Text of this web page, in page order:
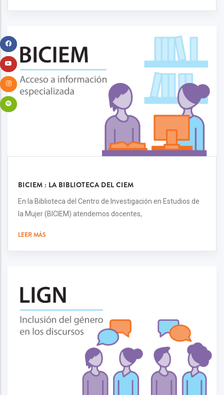
BICIEM : LA BIBLIOTECA DEL CIEM
En la Biblioteca del Centro de Investigación en Estudios de
la Mujer (BICIEM) atendemos docentes,
LEER MÁS